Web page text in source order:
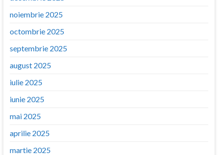
noiembrie 2025
octombrie 2025
septembrie 2025
august 2025
iulie 2025
iunie 2025
mai 2025
aprilie 2025
martie 2025